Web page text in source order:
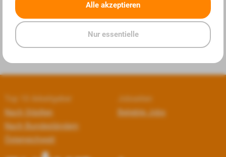
Top 10 Arbeitgeber
Nach Städten
Nach Bundesländern
Österreichweit
Jobseiten
Beliebte Jobs
Alle akzeptieren
Nur essentielle